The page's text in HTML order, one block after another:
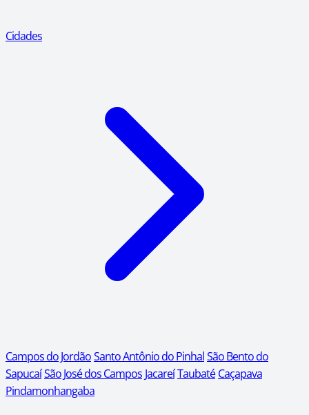
Cidades
Campos do JordãoSanto Antônio do PinhalSão Bento do
SapucaíSão José dos Campos JacareíTaubaté Caçapava
Pindamonhangaba